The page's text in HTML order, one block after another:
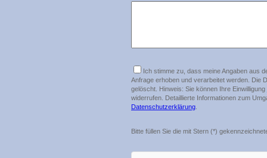
Ich stimme zu, dass meine Angaben aus
Anfrage erhoben und verarbeitet werden. Die
gelöscht. Hinweis: Sie können Ihre
widerrufen. Detaillierte Informationen zum
Datenschutzerklärung
Bitte füllen Sie die mit Stern (*)